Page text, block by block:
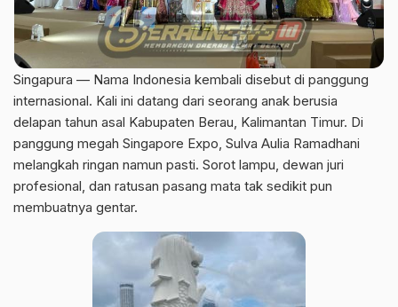
Singapura — Nama Indonesia kembali disebut di panggung
internasional. Kali ini datang dari seorang anak berusia
delapan tahun asal Kabupaten Berau, Kalimantan Timur. Di
panggung megah Singapore Expo, Sulva Aulia Ramadhani
melangkah ringan namun pasti. Sorot lampu, dewan juri
profesional, dan ratusan pasang mata tak sedikit pun
membuatnya gentar.